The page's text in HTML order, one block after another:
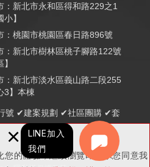
LINE加入
我們
的體驗，繼續瀏覽即表示您同意我
×
：新北市永和區得和路229之1
】
：桃園市桃園區春日路896號
：新北市樹林區桃子腳路122號
：新北市淡水區義山路二段255
3】本棟
號 ✔建案規劃 ✔社區團購 ✔套
位科技有限公司 統編：83521857) All